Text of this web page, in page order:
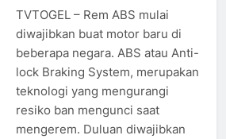
TVTOGEL – Rem ABS mulai
diwajibkan buat motor baru di
beberapa negara. ABS atau Anti-
lock Braking System, merupakan
teknologi yang mengurangi
resiko ban mengunci saat
mengerem. Duluan diwajibkan